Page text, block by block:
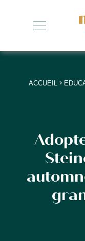
+
+
ACCUEIL>